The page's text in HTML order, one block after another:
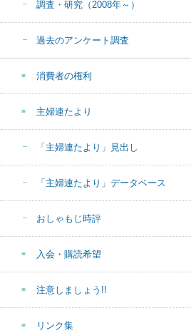
調査・研究（2008年～）
過去のアンケート調査
消費者の権利
主婦連たより
「主婦連たより」見出し
「主婦連たより」データベース
おしゃもじ時評
入会・購読希望
注意しましょう!!
リンク集